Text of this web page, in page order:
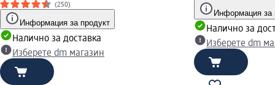
(250)
Информация за продукт
Налично за доставка
Изберете dm магазин
Информация за
Налично за
Изберете dm